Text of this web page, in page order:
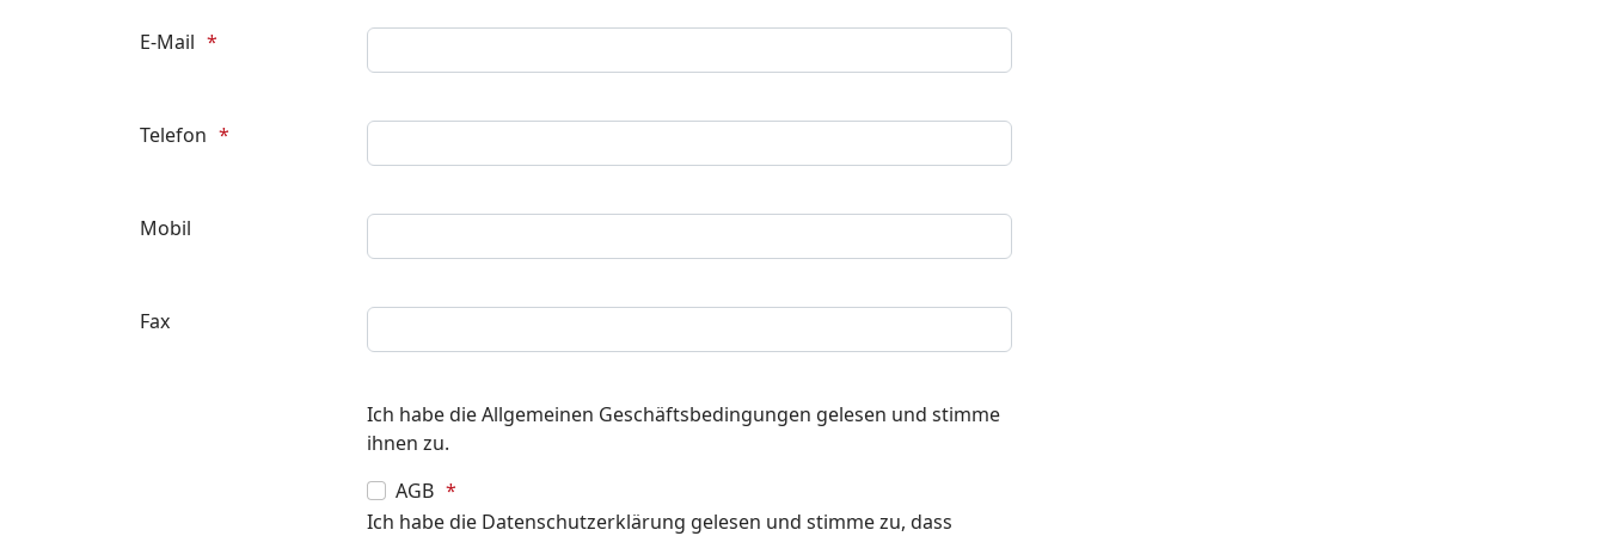
E-Mail
Telefon
Mobil
Fax
Ich habe die Allgemeinen Geschäftsbedingungen gelesen und stimme
ihnen zu.
AGB
Ich habe die Datenschutzerklärung gelesen und stimme zu, dass